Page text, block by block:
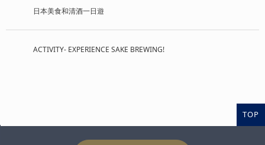
日本美食和清酒一日遊
ACTIVITY- EXPERIENCE SAKE BREWING!
TOP